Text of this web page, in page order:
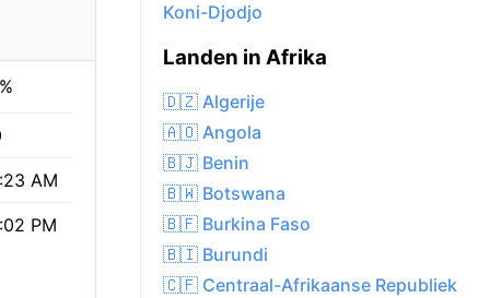
AM
PM
Koni-Djodjo
Landen in Afrika
🇩🇿 Algerije
🇦🇴 Angola
🇧🇯 Benin
🇧🇼 Botswana
🇧🇫 Burkina Faso
🇧🇮 Burundi
🇨🇫 Centraal-Afrikaanse Republiek